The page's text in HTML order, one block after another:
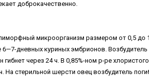
доброкачественно.
микроорганизм размером от 0,5 до
дневных куриных эмбрионов. Возбудитель
через 24 ч. В 0,85%-ном р-ре хлористого
На стерильной шерсти овец возбудитель